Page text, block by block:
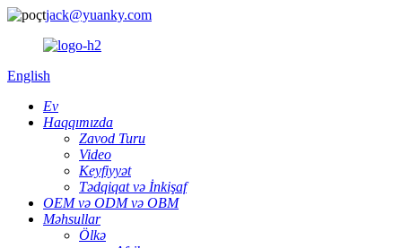
jack@yuanky.com
English
Ev
Haqqımızda
Zavod Turu
Video
Keyfiyyət
Tədqiqat və İnkişaf
OEM və ODM və OBM
Məhsullar
Ölkə